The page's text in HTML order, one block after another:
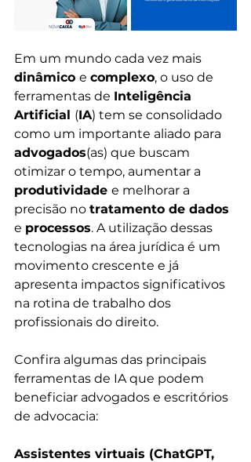
Em um mundo cada vez mais
dinâmico e complexo, o uso de
ferramentas de Inteligência
Artificial (IA) tem se consolidado
como um importante aliado para
advogados(as) que buscam
otimizar o tempo, aumentar a
produtividade e melhorar a
precisão no tratamento de dados
e processos. A utilização dessas
tecnologias na área jurídica é um
movimento crescente e já
apresenta impactos significativos
na rotina de trabalho dos
profissionais do direito.
Confira algumas das principais
ferramentas de IA que podem
beneficiar advogados e escritórios
de advocacia:
Assistentes virtuais (ChatGPT,